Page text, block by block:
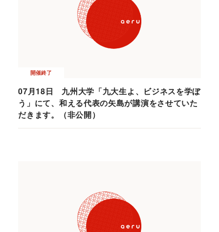
開催終了
07月18日 九州大学「九大生よ、ビジネスを学ぼ
う」にて、和える代表の矢島が講演をさせていた
だきます。（非公開）